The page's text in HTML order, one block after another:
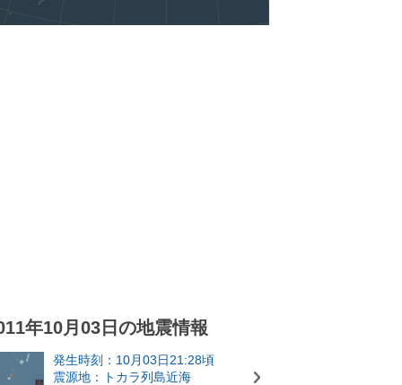
年10月03日の地震情報
発生時刻：10月03日21:28頃
震源地：トカラ列島近海